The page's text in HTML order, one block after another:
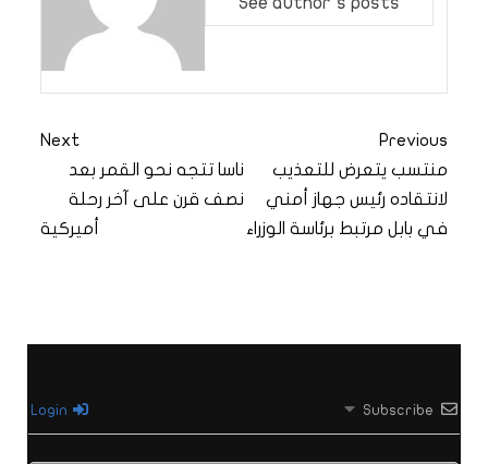
Previous
منتسب يتعرض للتعذيب
لانتقاده رئيس جهاز أمني
في بابل مرتبط برئاسة الوزراء
Next
ناسا تتجه نحو القمر بعد
نصف قرن على آخر رحلة
أميركية
Subscribe